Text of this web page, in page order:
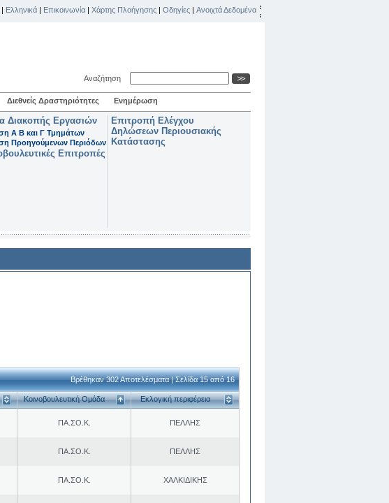
| Ελληνικά | Επικοινωνία | Χάρτης Πλοήγησης | Οδηγίες | Ανοιχτά Δεδομένα
Αναζήτηση
Διεθνείς Δραστηριότητες Ενημέρωση
Διακοπής Εργασιών
Α Β και Γ Τμημάτων
Προηγούμενων Περιόδων
Επιτροπές
Επιτροπή Ελέγχου
Δηλώσεων Περιουσιακής
Κατάστασης
Βρέθηκαν 302 Αποτελέσματα | Σελίδα 15 από 16
Κοινοβουλευτική Ομάδα Εκλογική περιφέρεια
ΠΑ.ΣΟ.Κ. ΠΕΛΛΗΣ
ΠΑ.ΣΟ.Κ. ΠΕΛΛΗΣ
ΠΑ.ΣΟ.Κ. ΧΑΛΚΙΔΙΚΗΣ